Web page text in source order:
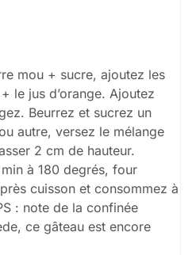
mou + sucre, ajoutez les
le jus d’orange. Ajoutez
Beurrez et sucrez un
autre, versez le mélange
2 cm de hauteur.
à 180 degrés, four
cuisson et consommez à
: note de la confinée
ce gâteau est encore